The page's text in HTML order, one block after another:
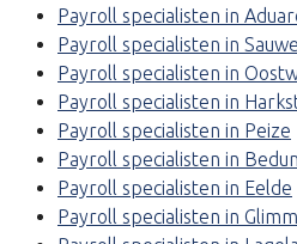
Payroll specialisten in
Payroll specialisten in
Payroll specialisten in
Payroll specialisten in
Payroll specialisten in Peize
Payroll specialisten in
Payroll specialisten in Eelde
Payroll specialisten in